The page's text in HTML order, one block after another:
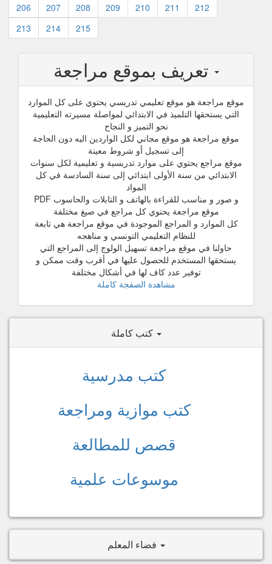
206
207 208 209 210 211
212
213
214 215
تعريف بموقع مراجعة
موقع مراجعة هو موقع تعليمي تدريسي يحتوي على كل الموارد
التي يستحقها التلميذ في الابتدائي لمواصلة مسيرته التعليمية
نحو التميز و النجاح
موقع مراجعة هو موقع مجاني لكل الواردين اليه دون الحاجة
إلى تسجيل أو شروط معينة
موقع مراجع يحتوي على موارد تدريسية و تعليمية لكل سنوات
الابتدائي من سنة الأولى ابتدائي إلى سنة السادسة في كل
المواد
و صور و مناسب للقراءة بالهاتف و التابلات والحاسوب PDF
موقع مراجعة يحتوي كل مراجع في صيغ مختلفة
كل الموارد و المراجع الموجودة في موقع مراجعة هي تابعة
للنظام التعليمي التونسي و مناهجه
حاولنا في موقع مراجعة تسهيل الولوج إلى المراجع التي
يستحقها المستخدم للحصول عليها في أقرب وقت ممكن و
توفير عدد كاف لها في أشكال مختلفة
مشاهدة الصفجة كاملة
كتب كاملة
كتب مدرسية
كتب موازية ومراجعة
قصص للمطالعة
موسوعات علمية
فضاء المعلم